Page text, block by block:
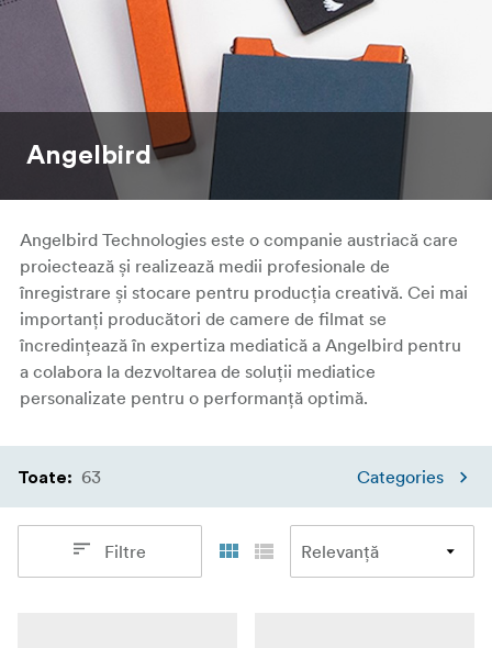
Angelbird
Angelbird Technologies este o companie austriacă care
proiectează și realizează medii profesionale de
înregistrare și stocare pentru producția creativă. Cei mai
importanți producători de camere de filmat se
încredințează în expertiza mediatică a Angelbird pentru
a colabora la dezvoltarea de soluții mediatice
personalizate pentru o performanță optimă.
Toate: 63 Categories
Filtre